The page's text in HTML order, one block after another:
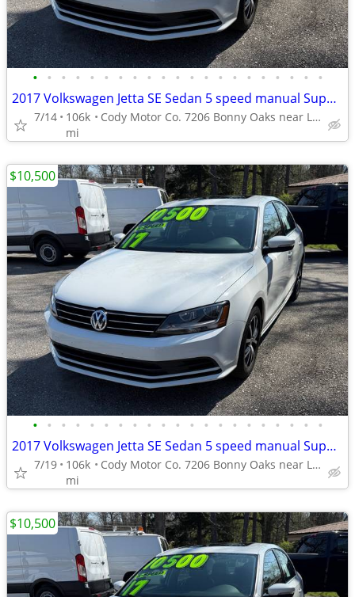
• • • • • • • • • • • • • • • • • • • • •
2017 Volkswagen Jetta SE Sedan 5 speed manual Super Nice!
7/14
106k
mi
Cody Motor Co. 7206 Bonny Oaks near Lee Hwy. codymotorco.com
• • • • • • • • • • • • • • • • • • • • •
2017 Volkswagen Jetta SE Sedan 5 speed manual Super Nice!
7/19
106k
mi
Cody Motor Co. 7206 Bonny Oaks near Lee Hwy. codymotorco.com
$10,500
$10,500